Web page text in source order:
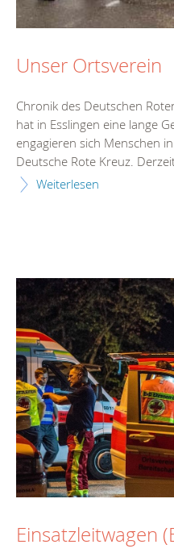
Unser Ortsverein
Chronik des Deutschen
hat in Esslingen eine lange
engagieren sich Menschen
Deutsche Rote Kreuz.
Weiterlesen
Einsatzleitwagen